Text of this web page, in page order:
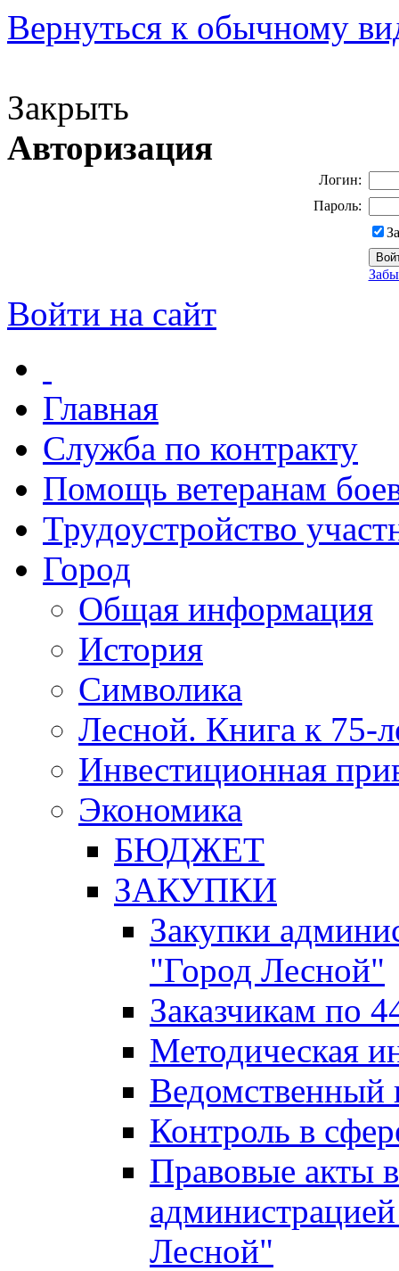
Вернуться к обычному
Закрыть
Авторизация
Логин:
Пароль:
Войти на сайт
Главная
Служба по контракту
Помощь ветеранам
Трудоустройство
Город
Общая информация
История
Символика
Лесной. Книга к 75-
Инвестиционная
Экономика
БЮДЖЕТ
ЗАКУПКИ
Закупки
"Город Лесной"
Заказчикам по
Методическая
Ведомственный
Контроль в
Правовые акты
Лесной"